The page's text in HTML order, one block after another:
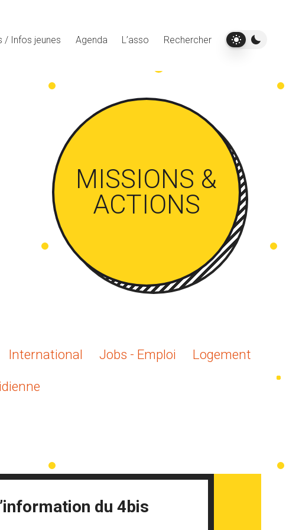
/ Infos jeunes Agenda L’asso Rechercher
MISSIONS &
ACTIONS
International Jobs - Emploi Logement
du 4bis